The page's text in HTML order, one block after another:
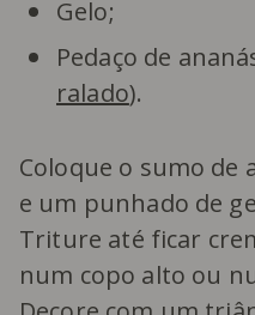
Gelo;
Pedaço de
ralado).
Coloque o sumo de
e um punhado de
Triture até ficar
num copo alto ou